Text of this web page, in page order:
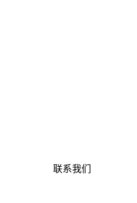
联系我们